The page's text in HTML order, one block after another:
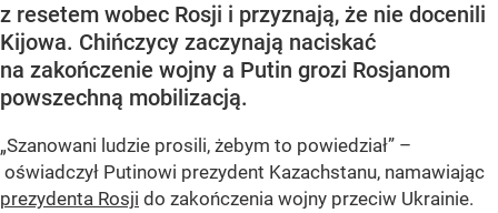
z resetem wobec Rosji i przyznają, że nie docenili
Kijowa. Chińczycy zaczynają naciskać
na zakończenie wojny a Putin grozi Rosjanom
powszechną mobilizacją.
„Szanowani ludzie prosili, żebym to powiedział” –
oświadczył Putinowi prezydent Kazachstanu, namawiając
prezydenta Rosji do zakończenia wojny przeciw Ukrainie.